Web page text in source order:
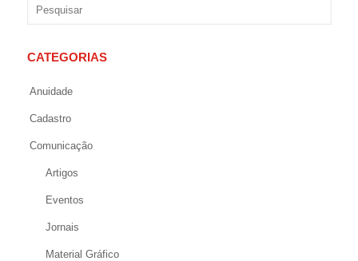
CATEGORIAS
Anuidade
Cadastro
Comunicação
Artigos
Eventos
Jornais
Material Gráfico